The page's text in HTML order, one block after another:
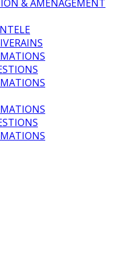
& AMENAGEMENT